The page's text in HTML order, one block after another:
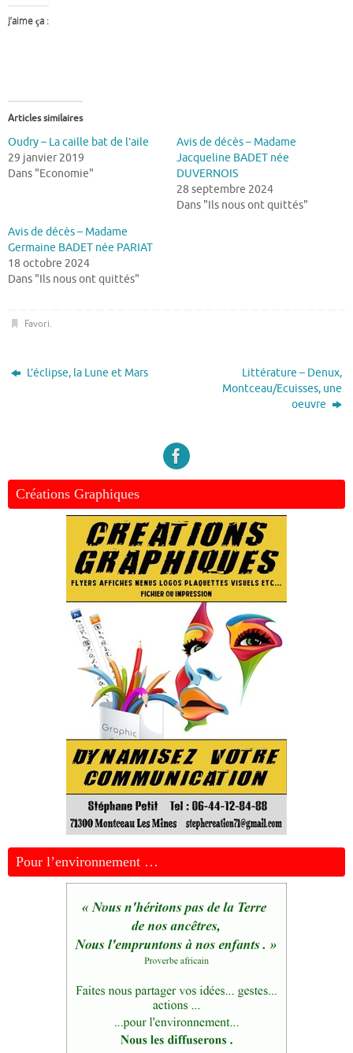
J’aime ça :
Articles similaires
Oudry – La caille bat de l’aile
29 janvier 2019
Dans "Economie"
Avis de décès – Madame
Jacqueline BADET née
DUVERNOIS
28 septembre 2024
Dans "Ils nous ont quittés"
Avis de décès – Madame
Germaine BADET née PARIAT
18 octobre 2024
Dans "Ils nous ont quittés"
Favori.
L’éclipse, la Lune et Mars
Littérature – Denux,
Montceau/Ecuisses, une
oeuvre
Créations Graphiques
Pour l’environnement …